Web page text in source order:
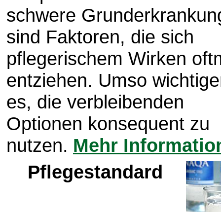
schwere
sind Faktoren, die sich
pflegerischem Wirken
entziehen. Umso
es, die verbleibenden
Optionen konsequent zu
nutzen. Mehr
Pflegestandard